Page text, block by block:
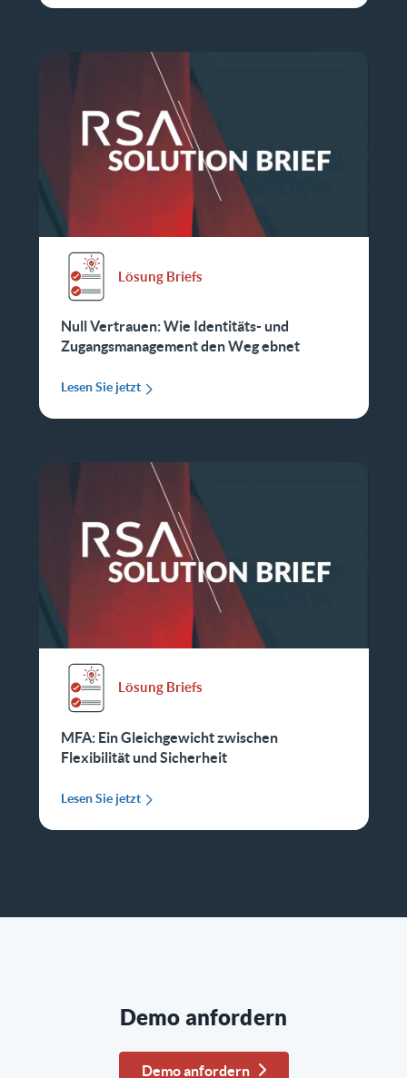
Lösung Briefs
Null Vertrauen: Wie Identitäts- und
Zugangsmanagement den Weg ebnet
Lesen Sie jetzt
Lösung Briefs
MFA: Ein Gleichgewicht zwischen
Flexibilität und Sicherheit
Lesen Sie jetzt
Demo anfordern
Demo anfordern